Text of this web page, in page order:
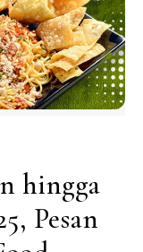
hingga
Pesan